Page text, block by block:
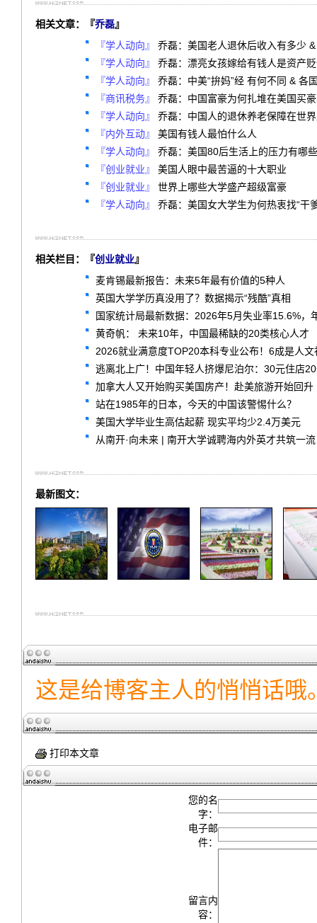
相关文章：『乔磊』
『学人动向』
乔磊：美国老人退休后收入有多少
『学人动向』
乔磊：漂亮女孩嫁给有钱人是资产
『学人动向』
乔磊：中美“拚妈”经 有何不同 & 各
『商讯税务』
乔磊：中国富豪为何扎堆在美国买
『学人动向』
乔磊：中国人的退休养老保障在世
『内外互动』
美国有钱人最怕什么人
『学人动向』
乔磊：美国80后生活上的压力有哪
『创业就业』
美国人眼中最苦逼的十大职业
『创业就业』
世界上哪些大学盛产超级富豪
『学人动向』
乔磊：美国女大学生为何热衷找“干
相关栏目：『创业就业』
麦肯锡最新报告：未来5年最有价值的5种人
英国大学学历真没用了？数据揭示“残酷”真相
国家统计局最新数据：2026年5月失业率15.6%，
黄奇帆： 未来10年，中国最稀缺的20类核心人才
2026就业满意度TOP20本科专业公布！6成是人文
逃离北上广！中国年轻人挤爆尼泊尔：30元住店
加拿大人又开始购买美国房产！赴美旅游开始回升
站在1985年的日本，今天的中国该警惕什么？
美国大学毕业生高估起薪 现实平均少2.4万美元
从南开·向未来 | 南开大学诚聘海内外英才共筑一流
最新图文：
这是给博客主人的悄悄话哦
打印本文章
您的名
字：
电子邮
件：
留言内
容：